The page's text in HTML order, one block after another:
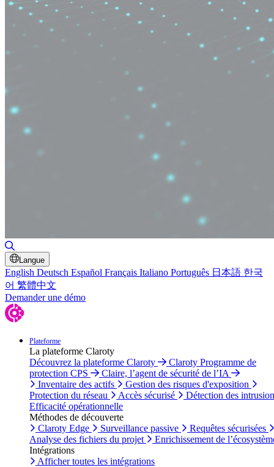
Langue
English Deutsch Español Français Italiano Português 日本語 한국
어 繁體中文
Demander une démo
Plateforme
La plateforme Claroty
Découvrez la plateforme Claroty
Claroty Programme de
protection CPS
Claire, l’agent de sécurité de l’IA
Inventaire des actifs
Gestion des risques d'exposition
Protection du réseau
Accès sécurisé
Détection des
Efficacité opérationnelle
Méthodes de découverte
Claroty Edge
Surveillance passive
Requêtes sécurisées
Analyse des fichiers du projet
Enrichissement de
Intégrations
Afficher toutes les intégrations